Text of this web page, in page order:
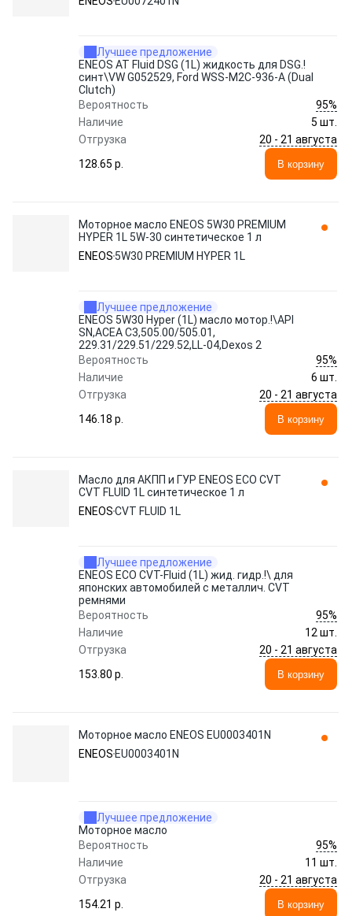
Лучшее предложение
ENEOS AT Fluid DSG (1L) жидкость для DSG.!
синт\VW G052529, Ford WSS-M2C-936-A (Dual
Clutch)
Вероятность
95%
Наличие
5 шт.
Отгрузка
20 - 21 августа
128.65 p.
В корзину
Моторное масло ENEOS 5W30 PREMIUM
HYPER 1L 5W-30 синтетическое 1 л
ENEOS 5W30 PREMIUM HYPER 1L
Лучшее предложение
ENEOS 5W30 Hyper (1L) масло мотор.!\API
SN,ACEA C3,505.00/505.01,
229.31/229.51/229.52,LL-04,Dexos 2
Вероятность
95%
Наличие
6 шт.
Отгрузка
20 - 21 августа
146.18 p.
В корзину
Масло для АКПП и ГУР ENEOS ECO CVT
CVT FLUID 1L синтетическое 1 л
ENEOSCVT FLUID 1L
Лучшее предложение
ENEOS ECO CVT-Fluid (1L) жид. гидр.!\ для
японских автомобилей с металлич. CVT
ремнями
Вероятность
95%
Наличие
12 шт.
Отгрузка
20 - 21 августа
153.80 p.
В корзину
Моторное масло ENEOS EU0003401N
ENEOS EU0003401N
Лучшее предложение
Моторное масло
Вероятность
95%
Наличие
11 шт.
Отгрузка
20 - 21 августа
154.21 p.
В корзину